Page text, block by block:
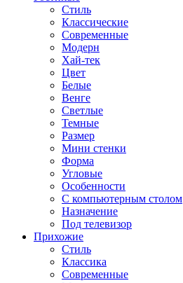
Стиль
Классические
Современные
Модерн
Хай-тек
Цвет
Белые
Венге
Светлые
Темные
Размер
Мини стенки
Форма
Угловые
Особенности
С компьютерным столом
Назначение
Под телевизор
Прихожие
Стиль
Классика
Современные